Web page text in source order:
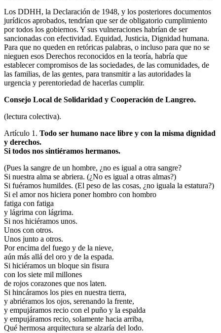
Los DDHH, la Declaración de 1948, y los posteriores documentos
jurídicos aprobados, tendrían que ser de obligatorio cumplimiento
por todos los gobiernos. Y sus vulneraciones habrían de ser
sancionadas con efectividad. Equidad, Justicia, Dignidad humana.
Para que no queden en retóricas palabras, o incluso para que no se
nieguen esos Derechos reconocidos en la teoría, habría que
establecer compromisos de las sociedades, de las comunidades, de
las familias, de las gentes, para transmitir a las autoridades la
urgencia y perentoriedad de hacerlas cumplir.
Consejo Local de Solidaridad y Cooperación de Langreo.
(lectura colectiva).
Artículo 1. Todo ser humano nace libre y con la misma dignidad
y derechos.
Si todos nos sintiéramos hermanos.
(Pues la sangre de un hombre, ¿no es igual a otra sangre?
Si nuestra alma se abriera. (¿No es igual a otras almas?)
Si fuéramos humildes. (El peso de las cosas, ¿no iguala la estatura?)
Si el amor nos hiciera poner hombro con hombro
fatiga con fatiga
y lágrima con lágrima.
Si nos hiciéramos unos.
Unos con otros.
Unos junto a otros.
Por encima del fuego y de la nieve,
aún más allá del oro y de la espada.
Si hiciéramos un bloque sin fisura
con los siete mil millones
de rojos corazones que nos laten.
Si hincáramos los pies en nuestra tierra,
y abriéramos los ojos, serenando la frente,
y empujáramos recio con el puño y la espalda
y empujáramos recio, solamente hacia arriba,
Qué hermosa arquitectura se alzaría del lodo.